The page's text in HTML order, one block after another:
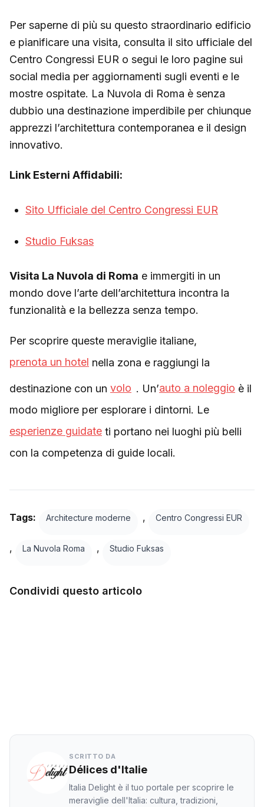
Per saperne di più su questo straordinario edificio
e pianificare una visita, consulta il sito ufficiale del
Centro Congressi EUR o segui le loro pagine sui
social media per aggiornamenti sugli eventi e le
mostre ospitate. La Nuvola di Roma è senza
dubbio una destinazione imperdibile per chiunque
apprezzi l’architettura contemporanea e il design
innovativo.
Link Esterni Affidabili:
Sito Ufficiale del Centro Congressi EUR
Studio Fuksas
Visita La Nuvola di Roma e immergiti in un
mondo dove l’arte dell’architettura incontra la
funzionalità e la bellezza senza tempo.
Per scoprire queste meraviglie italiane,
prenota un hotel nella zona e raggiungi la
destinazione con un volo . Un’auto a noleggio è il
modo migliore per esplorare i dintorni. Le
esperienze guidate ti portano nei luoghi più belli
con la competenza di guide locali.
Tags: Architecture moderne , Centro Congressi EUR
, La Nuvola Roma , Studio Fuksas
Condividi questo articolo
SCRITTO DA
Délices d'Italie
Italia Delight è il tuo portale per scoprire le
meraviglie dell'Italia: cultura, tradizioni,